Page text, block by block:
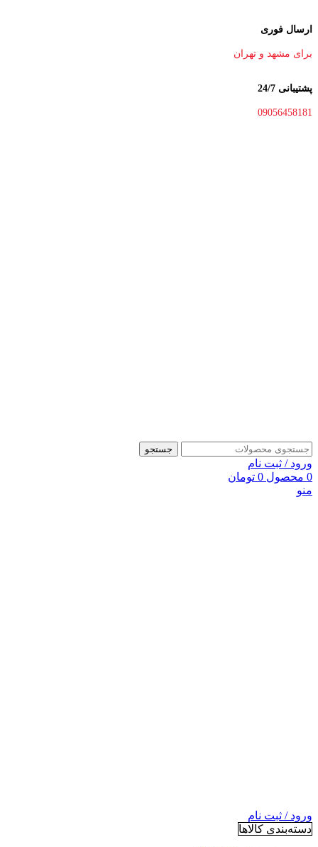
ارسال فوری
برای مشهد و تهران
پشتیبانی 24/7
09056458181
جستجو
ورود / ثبت نام
0 محصول 0 تومان
منو
ورود / ثبت نام
دسته‌بندی کالاها